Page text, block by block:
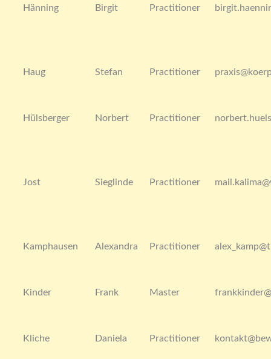
Hänning Birgit Practitioner
Haug Stefan Practitioner
Hülsberger Norbert Practitioner
Jost Sieglinde Practitioner
Kamphausen Alexandra Practitioner
Kinder Frank Master
Kliche Daniela Practitioner